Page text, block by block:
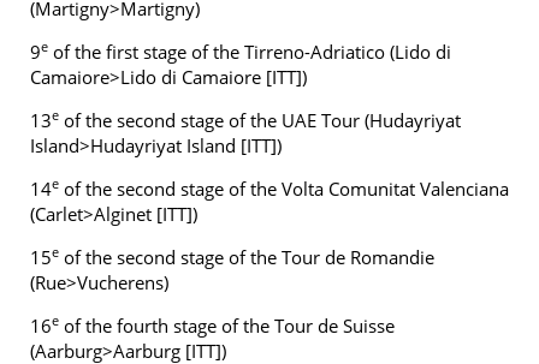
(Martigny>Martigny)
9e of the first stage of the Tirreno-Adriatico (Lido di
Camaiore>Lido di Camaiore [ITT])
13e of the second stage of the UAE Tour (Hudayriyat
Island>Hudayriyat Island [ITT])
14e of the second stage of the Volta Comunitat Valenciana
(Carlet>Alginet [ITT])
15e of the second stage of the Tour de Romandie
(Rue>Vucherens)
16e of the fourth stage of the Tour de Suisse
(Aarburg>Aarburg [ITT])